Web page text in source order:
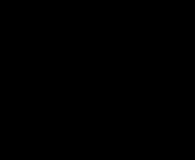
Zubehör
erhöhen